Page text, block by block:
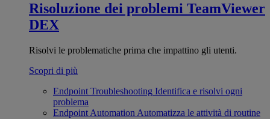
Risoluzione dei problemi TeamViewer
DEX
Risolvi le problematiche prima che impattino gli utenti.
Scopri di più
Endpoint Troubleshooting Identifica e risolvi ogni
problema
Endpoint Automation Automatizza le attività di routine